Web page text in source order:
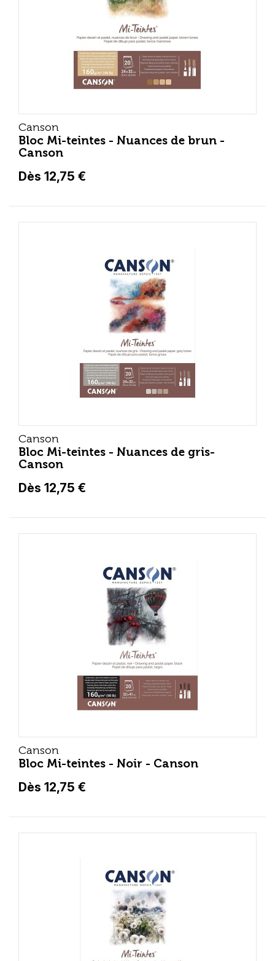
Canson
Bloc Mi-teintes - Nuances de brun -
Canson
Dès 12,75 €
Canson
Bloc Mi-teintes - Nuances de gris-
Canson
Dès 12,75 €
Canson
Bloc Mi-teintes - Noir - Canson
Dès 12,75 €